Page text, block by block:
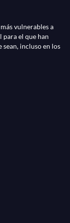
vulnerables a
para el que han
sean, incluso en los